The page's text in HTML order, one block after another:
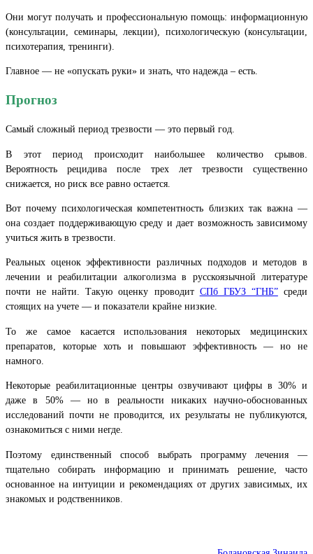
Они могут получать и профессиональную помощь: информационную
(консультации, семинары, лекции), психологическую (консультации,
психотерапия, тренинги).
Главное — не «опускать руки» и знать, что надежда – есть.
Прогноз
Самый сложный период трезвости — это первый год.
В этот период происходит наибольшее количество срывов.
Вероятность рецидива после трех лет трезвости существенно
снижается, но риск все равно остается.
Вот почему психологическая компетентность близких так важна —
она создает поддерживающую среду и дает возможность зависимому
учиться жить в трезвости.
Реальных оценок эффективности различных подходов и методов в
лечении и реабилитации алкоголизма в русскоязычной литературе
почти не найти. Такую оценку проводит СПб ГБУЗ “ГНБ”среди
стоящих на учете — и показатели крайне низкие.
То же самое касается использования некоторых медицинских
препаратов, которые хоть и повышают эффективность — но не
намного.
Некоторые реабилитационные центры озвучивают цифры в 30% и
даже в 50% — но в реальности никаких научно-обоснованных
исследований почти не проводится, их результаты не публикуются,
ознакомиться с ними негде.
Поэтому единственный способ выбрать программу лечения —
тщательно собирать информацию и принимать решение, часто
основанное на интуиции и рекомендациях от других зависимых, их
знакомых и родственников.